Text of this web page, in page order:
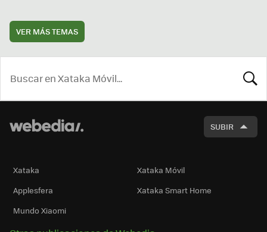
VER MÁS TEMAS
SUBIR
Xataka
Xataka Móvil
Applesfera
Xataka Smart Home
Mundo Xiaomi